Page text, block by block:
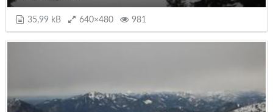
35,99 kB 640×480 981